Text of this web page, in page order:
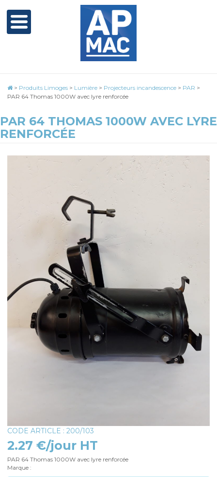
> Produits Limoges > Lumière > Projecteurs incandescence > PAR >
PAR 64 Thomas 1000W avec lyre renforcée
PAR 64 THOMAS 1000W AVEC LYRE
RENFORCÉE
CODE ARTICLE : 200/103
2.27 €/jour HT
PAR 64 Thomas 1000W avec lyre renforcée
Marque :